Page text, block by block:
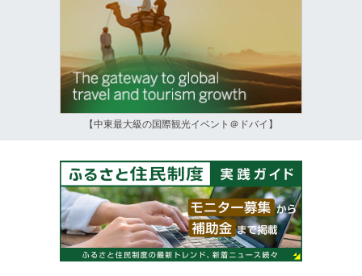
【中東最大級の国際観光イベント＠ドバイ】